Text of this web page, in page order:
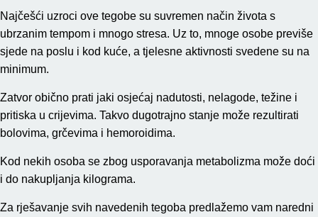
Najčešći uzroci ove tegobe su suvremen način života s
ubrzanim tempom i mnogo stresa. Uz to, mnoge osobe previše
sjede na poslu i kod kuće, a tjelesne aktivnosti svedene su na
minimum.
Zatvor obično prati jaki osjećaj nadutosti, nelagode, težine i
pritiska u crijevima. Takvo dugotrajno stanje može rezultirati
bolovima, grčevima i hemoroidima.
Kod nekih osoba se zbog usporavanja metabolizma može doći
i do nakupljanja kilograma.
Za rješavanje svih navedenih tegoba predlažemo vam naredni